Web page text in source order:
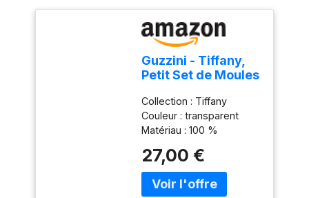
Guzzini - Tiffany,
Petit Set de Moules
Transparent, Ø 30
x h16 cm -
19950100
Collection : Tiffany
Couleur : transparent
Matériau : 100 %
Guzzini, fabriqué en Italie
depuis 1912 Poids du
colis: 1.02 kilograms
27,00 €